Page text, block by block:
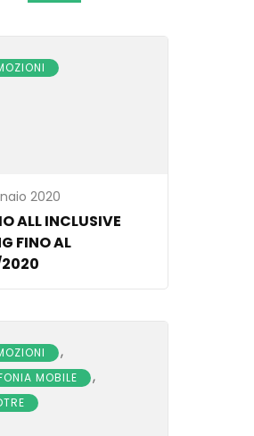
2020
ALL INCLUSIVE
FINO AL
,
MOBILE ,